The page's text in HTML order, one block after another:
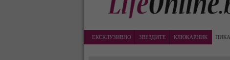
ЕКСКЛУЗИВНО ЗВЕЗДИТЕ КЛЮКАРНИК